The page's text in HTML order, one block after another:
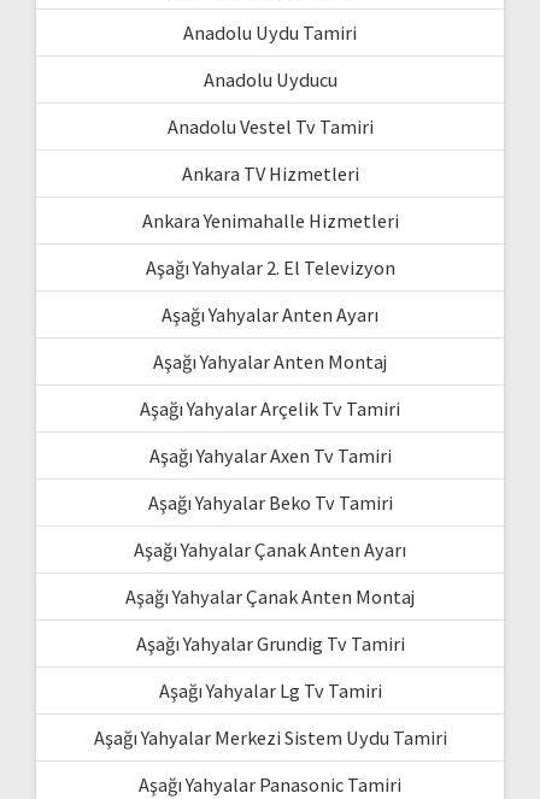
Anadolu Uydu Tamiri
Anadolu Uyducu
Anadolu Vestel Tv Tamiri
Ankara TV Hizmetleri
Ankara Yenimahalle Hizmetleri
Aşağı Yahyalar 2. El Televizyon
Aşağı Yahyalar Anten Ayarı
Aşağı Yahyalar Anten Montaj
Aşağı Yahyalar Arçelik Tv Tamiri
Aşağı Yahyalar Axen Tv Tamiri
Aşağı Yahyalar Beko Tv Tamiri
Aşağı Yahyalar Çanak Anten Ayarı
Aşağı Yahyalar Çanak Anten Montaj
Aşağı Yahyalar Grundig Tv Tamiri
Aşağı Yahyalar Lg Tv Tamiri
Aşağı Yahyalar Merkezi Sistem Uydu Tamiri
Aşağı Yahyalar Panasonic Tamiri